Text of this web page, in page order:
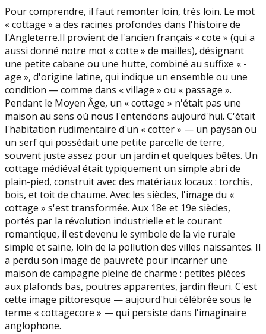
Pour comprendre, il faut remonter loin, très loin. Le mot
« cottage » a des racines profondes dans l'histoire de
l'Angleterre.Il provient de l'ancien français « cote » (qui a
aussi donné notre mot « cotte » de mailles), désignant
une petite cabane ou une hutte, combiné au suffixe « -
age », d'origine latine, qui indique un ensemble ou une
condition — comme dans « village » ou « passage ».
Pendant le Moyen Âge, un « cottage » n'était pas une
maison au sens où nous l'entendons aujourd'hui. C'était
l'habitation rudimentaire d'un « cotter » — un paysan ou
un serf qui possédait une petite parcelle de terre,
souvent juste assez pour un jardin et quelques bêtes. Un
cottage médiéval était typiquement un simple abri de
plain-pied, construit avec des matériaux locaux : torchis,
bois, et toit de chaume. Avec les siècles, l'image du «
cottage » s'est transformée. Aux 18e et 19e siècles,
portés par la révolution industrielle et le courant
romantique, il est devenu le symbole de la vie rurale
simple et saine, loin de la pollution des villes naissantes. Il
a perdu son image de pauvreté pour incarner une
maison de campagne pleine de charme : petites pièces
aux plafonds bas, poutres apparentes, jardin fleuri. C'est
cette image pittoresque — aujourd'hui célébrée sous le
terme « cottagecore » — qui persiste dans l'imaginaire
anglophone.